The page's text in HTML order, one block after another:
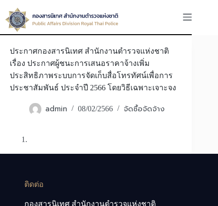
to
content
ประกาศกองสารนิเทศ สำนักงานตำรวจแห่งชาติ
เรื่อง ประกาศผู้ชนะการเสนอราคาจ้างเพิ่ม
ประสิทธิภาพระบบการจัดเก็บสื่อโทรทัศน์เพื่อการ
ประชาสัมพันธ์ ประจำปี 2566 โดยวิธีเฉพาะเจาะจง
admin 08/02/2566 จัดซื้อจัดจ้าง
ติดต่อ
กองสารนิเทศ สำนักงานตำรวจแห่งชาติ